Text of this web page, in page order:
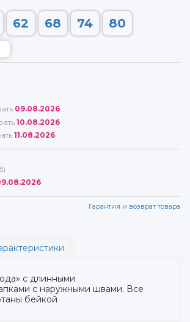
62 68 74 80
09.08.2026
10.08.2026
11.08.2026
Гарантия и возврат товара
с длинными
с наружными швами. Все
бейкой